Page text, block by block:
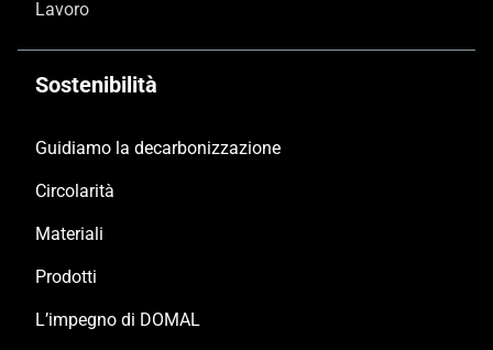
Lavoro
Sostenibilità
Guidiamo la decarbonizzazione
Circolarità
Materiali
Prodotti
L’impegno di DOMAL